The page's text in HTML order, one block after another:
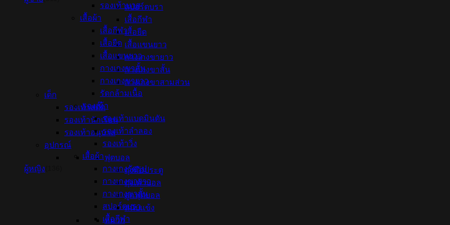
สปอร์ตบรา
เสื้อกีฬา
เสื้อยืด
เสื้อแขนยาว
กางเกงขายาว
กางเกงขาสั้น
กางเกงขาสามส่วน
เด็ก
รองเท้าสตั๊ด
รองเท้านักเรียน
รองเท้าอนุบาล
อุปกรณ์
ฟุตบอล
ถุงมือประตู
ถุงเท้าบอล
ลูกฟุตบอล
สนับแข้ง
หมวก
รองเท้าบาส
เสื้อผ้า
เสื้อกีฬา
เสื้อยืด
เสื้อแขนยาว
กางเกงขาสั้น
กางเกงขายาว
รัดกล้ามเนื้อ
ผู้หญิง
รองเท้า
รองเท้าแบดมินตัน
รองเท้าลำลอง
รองเท้าวิ่ง
เสื้อผ้า
กางเกงรัดรูป
กางเกงขายาว
กางเกงขาสั้น
สปอร์ตบรา
เสื้อกีฬา